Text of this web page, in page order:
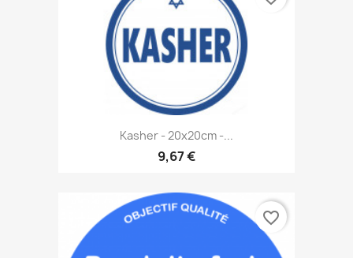
Kasher - 20x20cm -...
9,67 €
favorite_border